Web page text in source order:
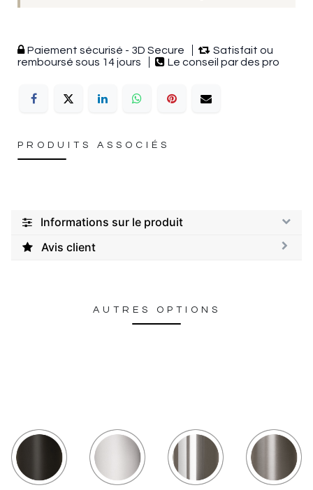
Paiement sécurisé - 3D Secure
Satisfait ou
remboursé sous 14 jours
Le conseil par des pro
PRODUITS ASSOCIÉS
Informations sur le produit
Avis client
AUTRES OPTIONS